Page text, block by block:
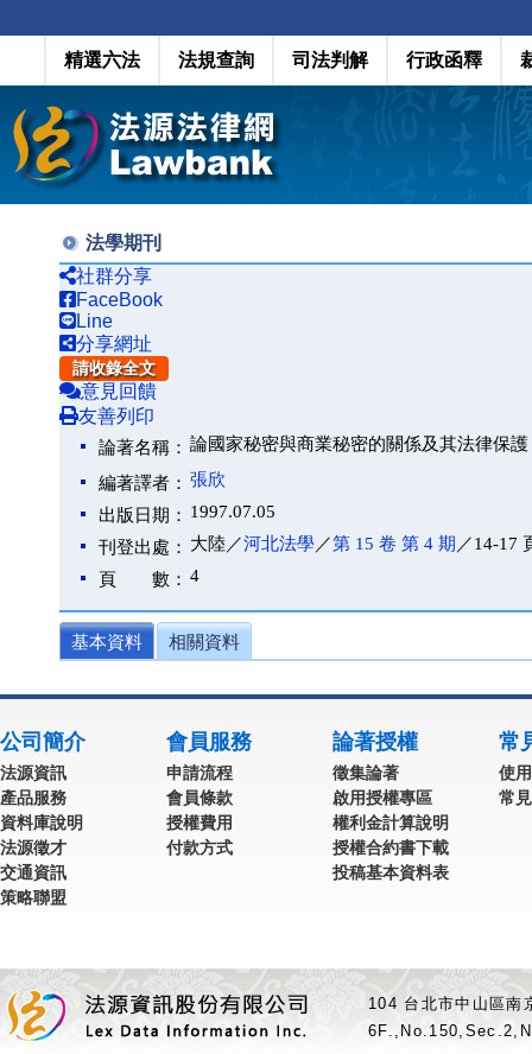
精選六法 法規查詢 司法判解 行政函釋
法學期刊
社群分享
FaceBook
Line
分享網址
請收錄全文
意見回饋
友善列印
論著名稱： 論國家秘密與商業秘密的關係及其法律保護
編著譯者： 張欣
出版日期： 1997.07.05
刊登出處： 大陸／河北法學／第 15 卷 第 4 期 ／14-17
頁 數： 4
基本資料 相關資料
公司簡介
法源資訊
產品服務
資料庫說明
法源徵才
交通資訊
策略聯盟
會員服務
申請流程
會員條款
授權費用
付款方式
論著授權
徵集論著
啟用授權專區
權利金計算說明
授權合約書下載
投稿基本資料表
常
使
常
104 台北市中山區